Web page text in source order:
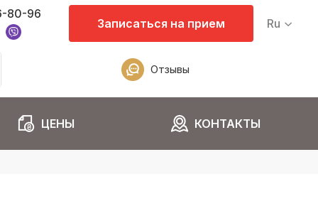
80-96
Записаться на прием Ru
Отзывы
ЦЕНЫ КОНТАКТЫ